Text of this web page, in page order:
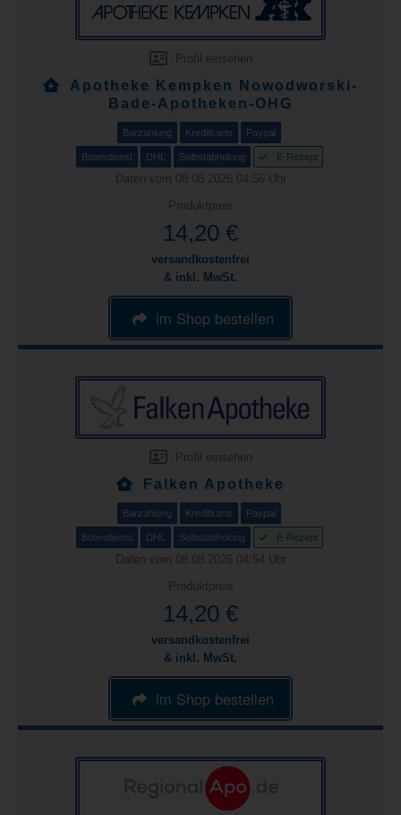
Profil einsehen
Apotheke Kempken Nowodworski-
Bade-Apotheken-OHG
Barzahlung Kreditkarte Paypal
Botendienst DHL Selbstabholung E-Rezept
Daten vom 08.08.2026 04:56 Uhr
Produktpreis
14,20 €
versandkostenfrei
& inkl. MwSt.
im Shop bestellen
Profil einsehen
Falken Apotheke
Barzahlung Kreditkarte Paypal
Botendienst DHL Selbstabholung E-Rezept
Daten vom 08.08.2026 04:54 Uhr
Produktpreis
14,20 €
versandkostenfrei
& inkl. MwSt.
im Shop bestellen